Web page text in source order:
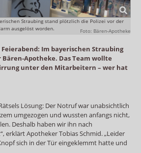
Straubing stand plötzlich die Polizei vor der
ausgelöst worden.
Foto: Bären-Apotheke
Im bayerischen Straubing
Apotheke. Das Team wollte
unter den Mitarbeitern – wer hat
Lösung: Der Notruf war unabsichtlich
umgezogen und wussten anfangs nicht,
Deshalb haben wir ihn nach
erklärt Apotheker Tobias Schmid. „Leider
sich in der Tür eingeklemmt hatte und